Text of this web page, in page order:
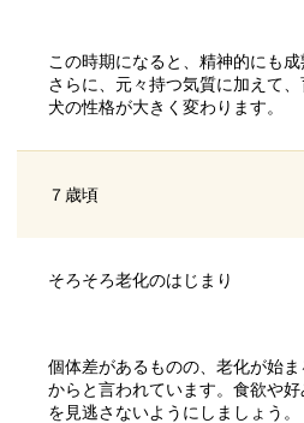
この時期になると、精神的にも成
さらに、元々持つ気質に加えて
犬の性格が大きく変わります。
７歳頃
そろそろ老化のはじまり
個体差があるものの、老化が始
からと言われています。食欲や
を見逃さないようにしましょう。